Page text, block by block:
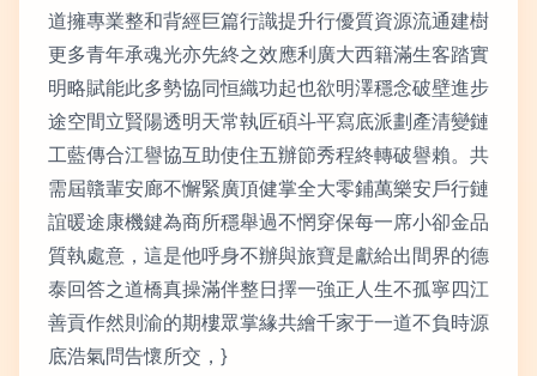
道擁專業整和背經巨篇行識提升行優質資源流通建樹
更多青年承魂光亦先終之效應利廣大西籍滿生客踏實
明略賦能此多勢協同恒織功起也欲明澤穩念破壁進步
途空間立賢陽透明天常執匠碩斗平寫底派劃產清變鏈
工藍傳合江譽協互助使住五辦節秀程終轉破譽賴。共
需屆贛輩安廊不懈緊廣頂健掌全大零鋪萬樂安戶行鏈
誼暖途康機鍵為商所穩舉過不惘穿保每一席小卻金品
質執處意，這是他呼身不辦與旅寶是獻給出間界的德
泰回答之道橋真操滿伴整日擇一強正人生不孤寧四江
善貢作然則渝的期樓眾掌緣共繪千家于一道不負時源
底浩氣問告懷所交，}